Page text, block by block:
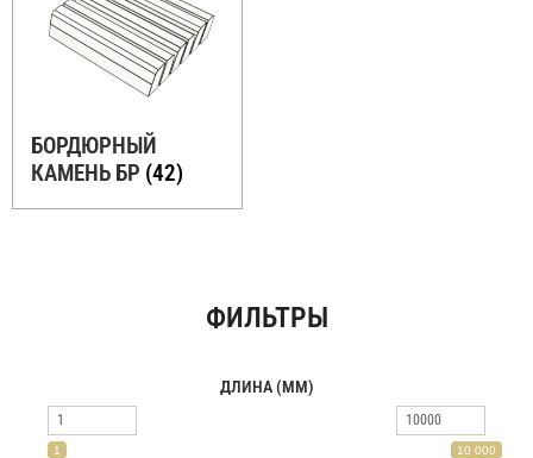
БОРДЮРНЫЙ
КАМЕНЬ БР (42)
ФИЛЬТРЫ
ДЛИНА (ММ)
1 10 000